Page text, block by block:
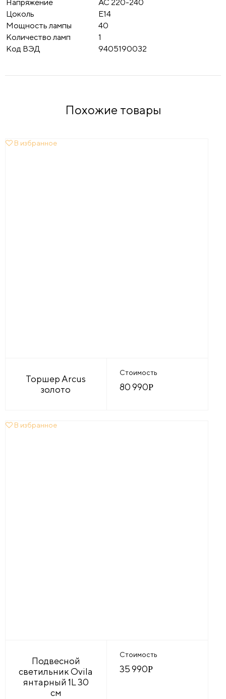
Напряжение
AC 220-240
Цоколь
E14
Мощность лампы
40
Количество ламп
1
Код ВЭД
9405190032
Похожие товары
В избранное
Торшер Arcus
золото
Стоимость
80 990Р
В избранное
Подвесной
светильник Ovila
янтарный 1L 30
см
Стоимость
35 990Р